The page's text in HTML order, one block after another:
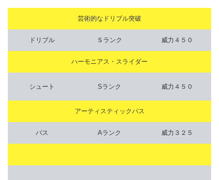
芸術的なドリブル突破
ドリブル Ｓランク 威力４５０
ハーモニアス・スライダー
シュート Sランク 威力４５０
アーティスティックパス
パス Aランク 威力３２５